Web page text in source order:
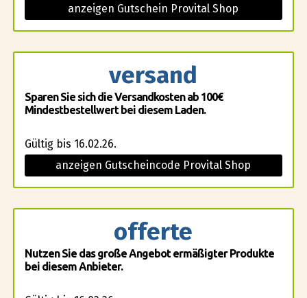
anzeigen Gutschein Provital Shop
versand
Sparen Sie sich die Versandkosten ab 100€
Mindestbestellwert bei diesem Laden.
Gültig bis 16.02.26.
anzeigen Gutscheincode Provital Shop
offerte
Nutzen Sie das große Angebot ermäßigter Produkte
bei diesem Anbieter.